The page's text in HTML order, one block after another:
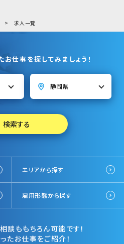
求人一覧
お仕事を探してみましょう！
エリアから探す
雇用形態から探す
談ももちろん可能です！
たお仕事をご紹介！